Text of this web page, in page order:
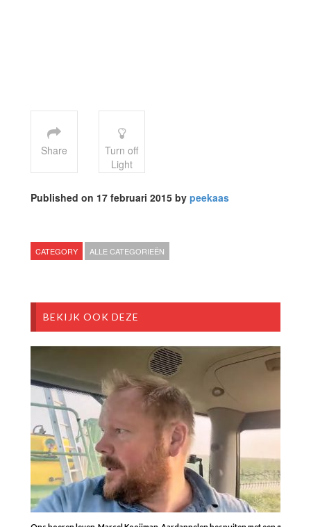
Share
Turn off
Light
Published on 17 februari 2015 by peekaas
CATEGORY ALLE CATEGORIEËN
BEKIJK OOK DEZE